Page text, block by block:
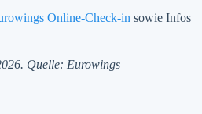
Online-Check-in sowie Infos
Quelle: Eurowings